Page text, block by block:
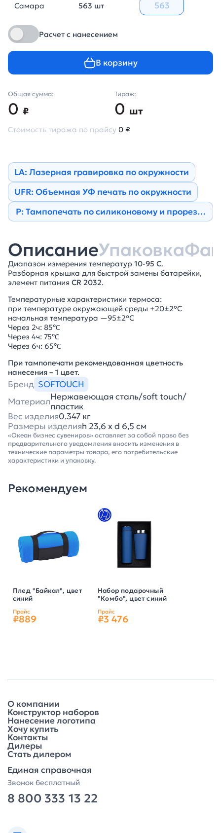
Самара 563 шт
Расчет с нанесением
В корзину
Общая сумма:
0 ₽
Тираж:
0 шт
Стоимость тиража по прайсу 0 ₽
LA: Лазерная гравировка по окружности
UFR: Объемная УФ печать по окружности
Р: Тампопечать по силиконовому и
ОписаниеУпаковка
Диапазон измерения температур 10-95 C.
Разборная крышка для быстрой замены батарейки,
элемент питания CR 2032.
Температурные характеристики термоса:
при температуре окружающей среды +20±2°С
начальная температура —95±2°С
Через 2ч: 85℃
Через 4ч: 75℃
Через 6ч: 65℃
При тампопечати рекомендованная цветность
нанесения – 1 цвет.
Бренд SOFTOUCH
МатериалНержавеющая сталь/soft touch/
пластик
Вес изделия0.347 кг
Размеры изделияh 23,6 х d 6,5 см
«Океан бизнес сувениров» оставляет за собой право без
предварительного уведомления вносить изменения в
технические параметры товара, его потребительские
характеристики и упаковку.
Рекомендуем
Плед "Байкал", цвет
синий
Прайс
₽889
Набор подарочный
"Комбо", цвет синий
Прайс
₽3 476
О компании
Конструктор наборов
Нанесение логотипа
Хочу купить
Контакты
Дилеры
Стать дилером
Единая справочная
Звонок бесплатный
8 800 333 13 22